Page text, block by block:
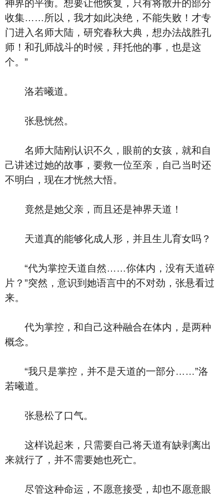
神界的平衡。想要让他恢复，只有将散开的部分
收集……所以，我才如此决绝，不能失败！才专
门进入名师大陆，研究春秋大典，想办法战胜孔
师！和孔师战斗的时候，拜托他的事，也是这
个。”
洛若曦道。
张悬恍然。
名师大陆刚认识不久，眼前的女孩，就和自
己讲述过她的故事，要救一位至亲，自己当时还
不明白，现在才恍然大悟。
竟然是她父亲，而且还是神界天道！
天道真的能够化成人形，并且生儿育女吗？
“代为掌控天道自然……你体内，没有天道碎
片？”突然，意识到她语言中的不对劲，张悬看过
来。
代为掌控，和自己这种融合在体内，是两种
概念。
“我只是掌控，并不是天道的一部分……”洛
若曦道。
张悬松了口气。
这样说起来，只需要自己将天道有缺剥离出
来就行了，并不需要她也死亡。
尽管这种命运，不愿意接受，却也不愿意眼